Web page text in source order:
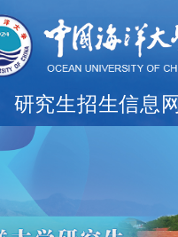
研究生招生信息网